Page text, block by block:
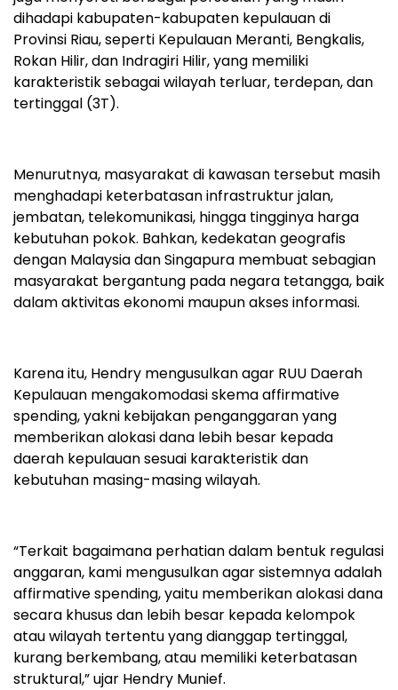
dihadapi kabupaten-kabupaten kepulauan di
Provinsi Riau, seperti Kepulauan Meranti, Bengkalis,
Rokan Hilir, dan Indragiri Hilir, yang memiliki
karakteristik sebagai wilayah terluar, terdepan, dan
tertinggal (3T).
Menurutnya, masyarakat di kawasan tersebut masih
menghadapi keterbatasan infrastruktur jalan,
jembatan, telekomunikasi, hingga tingginya harga
kebutuhan pokok. Bahkan, kedekatan geografis
dengan Malaysia dan Singapura membuat sebagian
masyarakat bergantung pada negara tetangga, baik
dalam aktivitas ekonomi maupun akses informasi.
Karena itu, Hendry mengusulkan agar RUU Daerah
Kepulauan mengakomodasi skema affirmative
spending, yakni kebijakan penganggaran yang
memberikan alokasi dana lebih besar kepada
daerah kepulauan sesuai karakteristik dan
kebutuhan masing-masing wilayah.
“Terkait bagaimana perhatian dalam bentuk regulasi
anggaran, kami mengusulkan agar sistemnya adalah
affirmative spending, yaitu memberikan alokasi dana
secara khusus dan lebih besar kepada kelompok
atau wilayah tertentu yang dianggap tertinggal,
kurang berkembang, atau memiliki keterbatasan
struktural,” ujar Hendry Munief.